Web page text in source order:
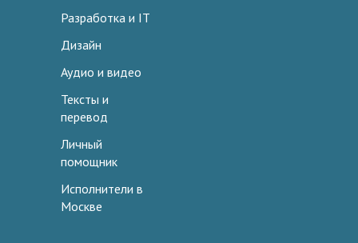
Разработка и IT
Дизайн
Аудио и видео
Тексты и
перевод
Личный
помощник
Исполнители в
Москве